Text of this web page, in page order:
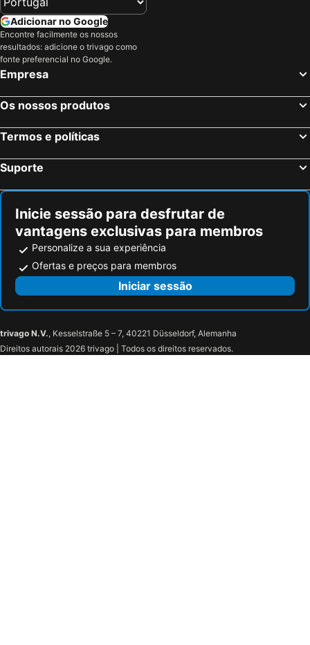
Adicionar no Google
Encontre facilmente os nossos
resultados: adicione o trivago como
fonte preferencial no Google.
Empresa
Os nossos produtos
Termos e políticas
Suporte
Inicie sessão para desfrutar de
vantagens exclusivas para membros
Personalize a sua experiência
Ofertas e preços para membros
Iniciar sessão
trivago N.V., Kesselstraße 5 – 7, 40221 Düsseldorf, Alemanha
Direitos autorais 2026 trivago | Todos os direitos reservados.